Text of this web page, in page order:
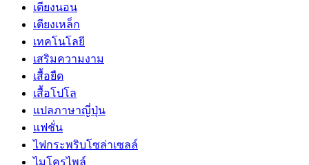
เตียงนอน
เตียงเหล็ก
เทคโนโลยี
เสริมความงาม
เสื้อยืด
เสื้อโปโล
แปลภาษาญี่ปุ่น
แฟชั่น
ไฟกระพริบโซล่าเซลล์
ไมโครไพล์